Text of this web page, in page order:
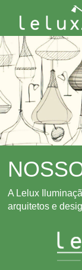
A Lelux
arquitetos e